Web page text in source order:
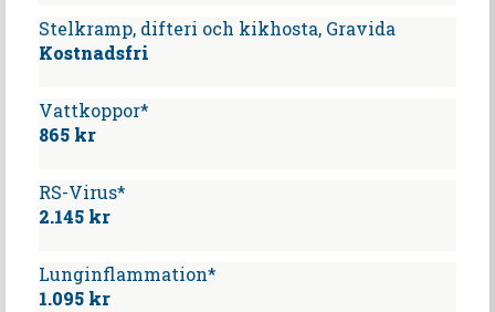
Stelkramp, difteri och kikhosta, Gravida
Kostnadsfri
Vattkoppor*
865 kr
RS-Virus*
2.145 kr
Lunginflammation*
1.095 kr